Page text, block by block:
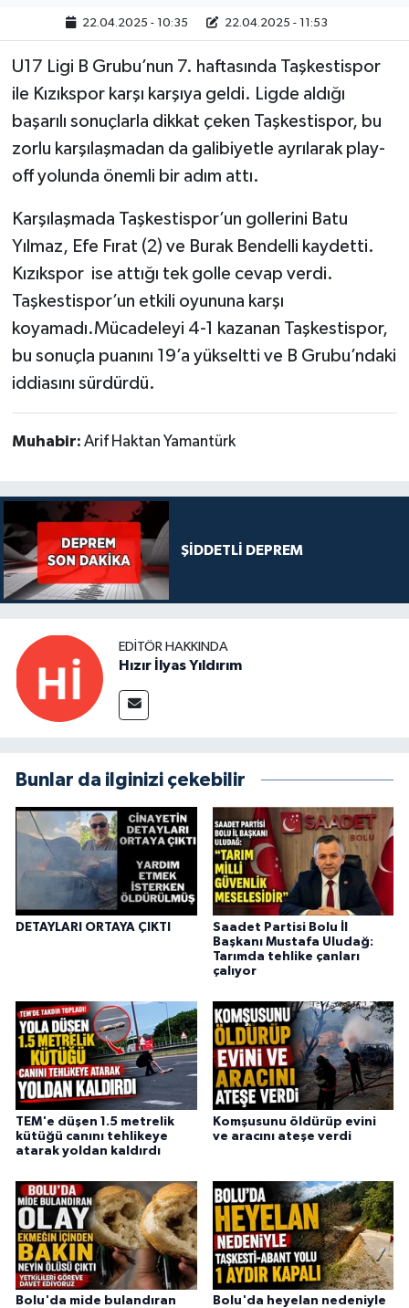
22.04.2025 - 10:35 22.04.2025 - 11:53
U17 Ligi B Grubu’nun 7. haftasında Taşkestispor
ile Kızıkspor karşı karşıya geldi. Ligde aldığı
başarılı sonuçlarla dikkat çeken Taşkestispor, bu
zorlu karşılaşmadan da galibiyetle ayrılarak play-
off yolunda önemli bir adım attı.
Karşılaşmada Taşkestispor’un gollerini Batu
Yılmaz, Efe Fırat (2) ve Burak Bendelli kaydetti.
Kızıkspor ise attığı tek golle cevap verdi.
Taşkestispor’un etkili oyununa karşı
koyamadı.Mücadeleyi 4-1 kazanan Taşkestispor,
bu sonuçla puanını 19’a yükseltti ve B Grubu’ndaki
iddiasını sürdürdü.
Muhabir: Arif Haktan Yamantürk
ŞİDDETLİ DEPREM
EDITÖR HAKKINDA
Hızır İlyas Yıldırım
Bunlar da ilginizi çekebilir
DETAYLARI ORTAYA ÇIKTI
Saadet Partisi Bolu İl
Başkanı Mustafa Uludağ:
Tarımda tehlike çanları
çalıyor
TEM'e düşen 1.5 metrelik
kütüğü canını tehlikeye
atarak yoldan kaldırdı
Komşusunu öldürüp evini
ve aracını ateşe verdi
Bolu'da mide bulandıran Bolu'da heyelan nedeniyle